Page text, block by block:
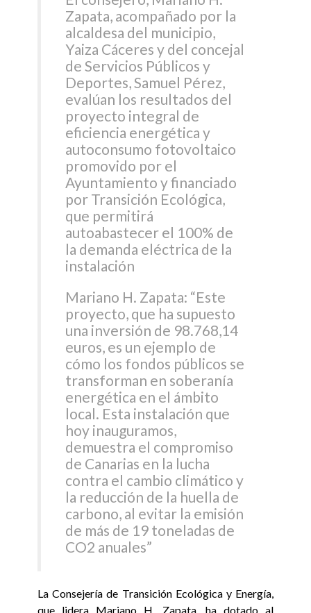
Zapata, acompañado por la
alcaldesa del municipio,
Yaiza Cáceres y del concejal
de Servicios Públicos y
Deportes, Samuel Pérez,
evalúan los resultados del
proyecto integral de
eficiencia energética y
autoconsumo fotovoltaico
promovido por el
Ayuntamiento y financiado
por Transición Ecológica,
que permitirá
autoabastecer el 100% de
la demanda eléctrica de la
instalación
Mariano H. Zapata: “Este
proyecto, que ha supuesto
una inversión de 98.768,14
euros, es un ejemplo de
cómo los fondos públicos se
transforman en soberanía
energética en el ámbito
local. Esta instalación que
hoy inauguramos,
demuestra el compromiso
de Canarias en la lucha
contra el cambio climático y
la reducción de la huella de
carbono, al evitar la emisión
de más de 19 toneladas de
CO2 anuales”
La Consejería de Transición Ecológica y Energía,
que lidera Mariano H. Zapata, ha dotado al